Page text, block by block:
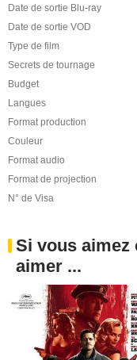
Date de sortie Blu-ray
Date de sortie VOD
Type de film
Secrets de tournage
Budget
Langues
Format production
Couleur
Format audio
Format de projection
N° de Visa
Si vous
aimer ...